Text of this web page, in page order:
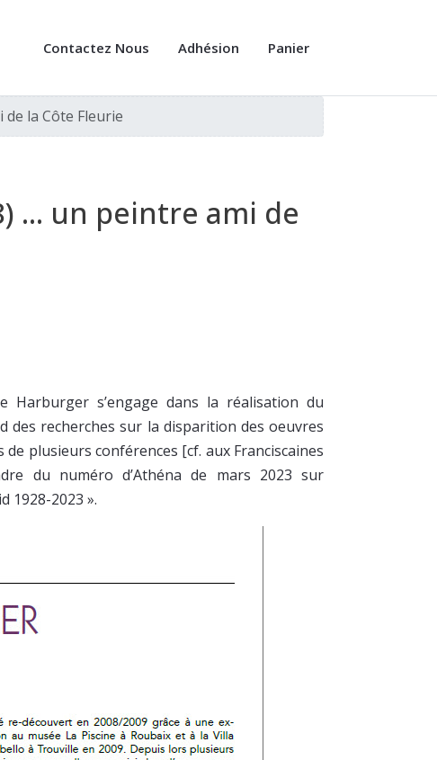
Contactez Nous Adhésion Panier
la Côte Fleurie
... un peintre ami de
Harburger s’engage dans la réalisation du
des recherches sur la disparition des oeuvres
plusieurs conférences [cf. aux Franciscaines
du numéro d’Athéna de mars 2023 sur
1928-2023 ».